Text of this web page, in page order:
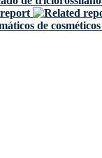
de cosméticos